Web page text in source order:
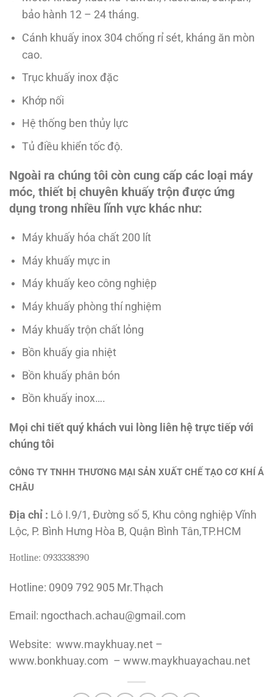
bảo hành 12 – 24 tháng.
Cánh khuấy inox 304 chống rỉ sét, kháng ăn mòn
cao.
Trục khuấy inox đặc
Khớp nối
Hệ thống ben thủy lực
Tủ điều khiển tốc độ.
Ngoài ra chúng tôi còn cung cấp các loại máy
móc, thiết bị chuyên khuấy trộn được ứng
dụng trong nhiều lĩnh vực khác như:
Máy khuấy hóa chất 200 lít
Máy khuấy mực in
Máy khuấy keo công nghiệp
Máy khuấy phòng thí nghiệm
Máy khuấy trộn chất lỏng
Bồn khuấy gia nhiệt
Bồn khuấy phân bón
Bồn khuấy inox….
Mọi chi tiết quý khách vui lòng liên hệ trực tiếp với
chúng tôi
CÔNG TY TNHH THƯƠNG MẠI SẢN XUẤT CHẾ TẠO CƠ KHÍ Á
CHÂU
Địa chỉ : Lô I.9/1, Đường số 5, Khu công nghiệp Vĩnh
Lộc, P. Bình Hưng Hòa B, Quận Bình Tân,TP.HCM
Hotline: 0933338390
Hotline: 0909 792 905 Mr.Thạch
Email: ngocthach.achau@gmail.com
Website: www.maykhuay.net –
www.bonkhuay.com – www.maykhuayachau.net